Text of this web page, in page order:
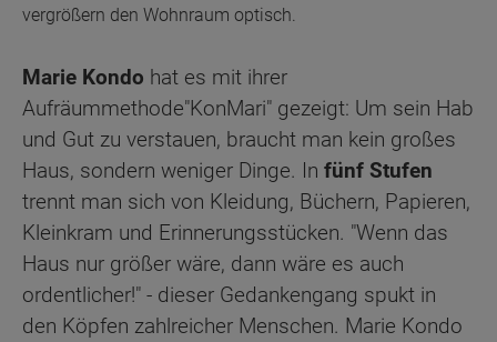
vergrößern den Wohnraum optisch.
Marie Kondo hat es mit ihrer
Aufräummethode"KonMari" gezeigt: Um sein Hab
und Gut zu verstauen, braucht man kein großes
Haus, sondern weniger Dinge. In fünf Stufen
trennt man sich von Kleidung, Büchern, Papieren,
Kleinkram und Erinnerungsstücken. "Wenn das
Haus nur größer wäre, dann wäre es auch
ordentlicher!" - dieser Gedankengang spukt in
den Köpfen zahlreicher Menschen. Marie Kondo